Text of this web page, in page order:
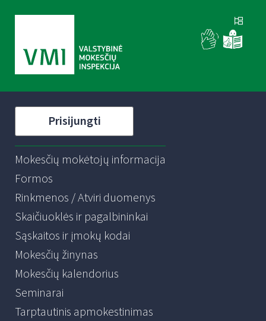
Prisijungti
Mokesčių mokėtojų informacija
Formos
Rinkmenos / Atviri duomenys
Skaičiuoklės ir pagalbininkai
Sąskaitos ir įmokų kodai
Mokesčių žinynas
Mokesčių kalendorius
Seminarai
Tarptautinis apmokestinimas